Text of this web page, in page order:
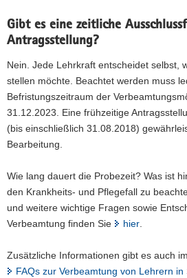
Gibt es eine zeitliche
Antragsstellung?
Nein. Jede Lehrkraft entscheidet selbst,
stellen möchte. Beachtet werden muss
Befristungszeitraum der
31.12.2023. Eine frühzeitige
(bis einschließlich 31.08.2018)
Bearbeitung.
Wie lang dauert die Probezeit? Was ist
den Krankheits- und Pflegefall zu
und weitere wichtige Fragen sowie
Verbeamtung finden Sie
hier
Zusätzliche Informationen gibt es auch
FAQs zur Verbeamtung von Lehrern in